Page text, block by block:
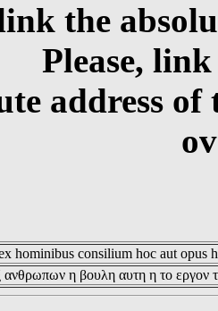
the
Please,
address
hominibus consilium hoc aut opus
ανθρωπων η βουλη αυτη η το εργον